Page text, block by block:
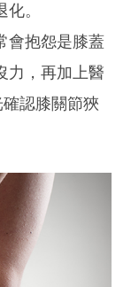
。
會抱怨是膝蓋
力，再加上醫
認膝關節狹